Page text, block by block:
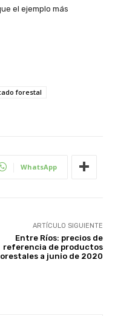
el ejemplo más
forestal
WhatsApp
ARTÍCULO SIGUIENTE
Entre Ríos: precios de
referencia de productos
a junio de 2020